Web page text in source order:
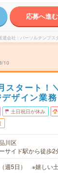
応募へ進む
遣会社 パーソルテンプス
10
スタート！
ザイン業務
土日祝日が休み
川区
サイド駅から徒歩
週5日） ※嬉しい